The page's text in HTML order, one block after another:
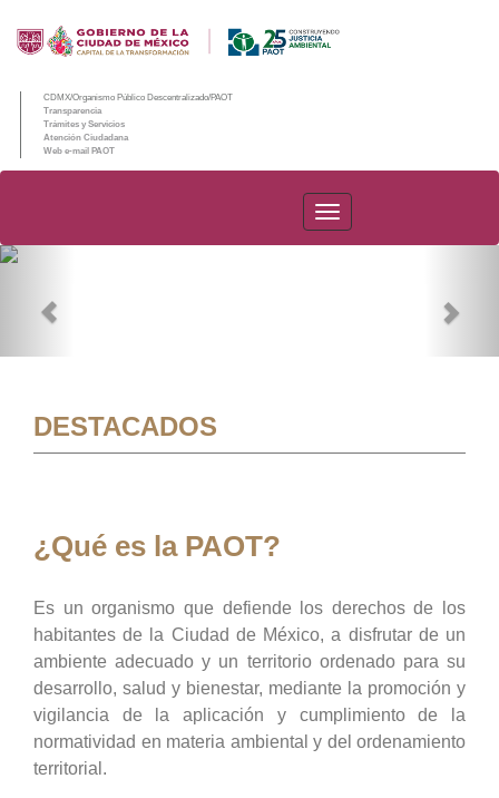
CDMX/Organismo Público Descentralizado/PAOT
Transparencia
Trámites y Servicios
Atención Ciudadana
Web e-mail PAOT
PAOT
DESTACADOS
¿Qué es la PAOT?
Es un organismo que defiende los derechos de los
habitantes de la Ciudad de México, a disfrutar de un
ambiente adecuado y un territorio ordenado para su
desarrollo, salud y bienestar, mediante la promoción y
vigilancia de la aplicación y cumplimiento de la
normatividad en materia ambiental y del ordenamiento
territorial.